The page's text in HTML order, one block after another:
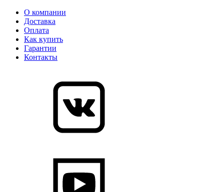
О компании
Доставка
Оплата
Как купить
Гарантии
Контакты